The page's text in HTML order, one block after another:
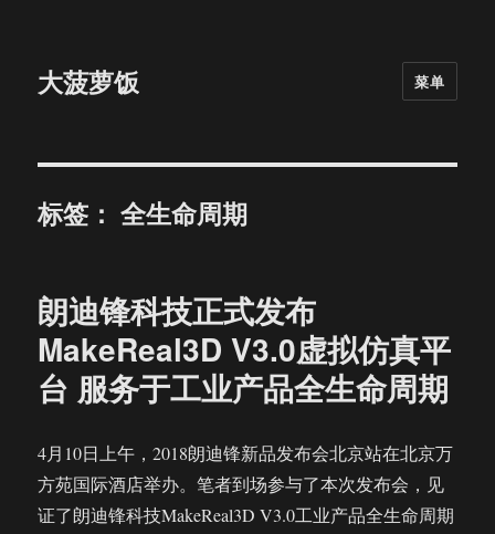
大菠萝饭 菜单
标签：全生命周期
朗迪锋科技正式发布
MakeReal3D V3.0虚拟仿真平
台 服务于工业产品全生命周期
4月10日上午，2018朗迪锋新品发布会北京站在北京万
方苑国际酒店举办。笔者到场参与了本次发布会，见
证了朗迪锋科技MakeReal3D V3.0工业产品全生命周期